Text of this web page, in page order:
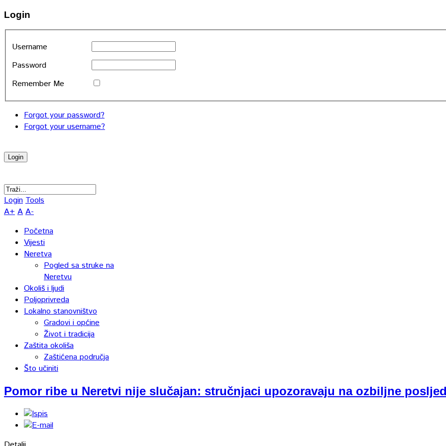
Login
Username
Password
Remember Me
Forgot your password?
Forgot your username?
Login Tools
A+ A A-
Početna
Vijesti
Neretva
Pogled sa struke na
Neretvu
Okoliš i ljudi
Poljoprivreda
Lokalno stanovništvo
Gradovi i općine
Život i tradicija
Zaštita okoliša
Zaštićena područja
Što učiniti
Pomor ribe u Neretvi nije slučajan: stručnjaci upozoravaju na ozbiljne